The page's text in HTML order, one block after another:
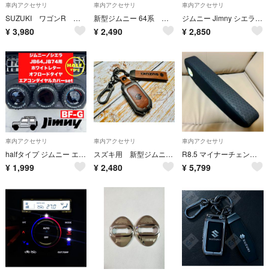
車内アクセサリ
SUZUKI ワゴンR ワゴンRスティングレー MAZDA フレア用サンシェード
¥ 3,980
車内アクセサリ
新型ジムニー 64系 スズキ キーカバー フロンクス ジムニーノマド
¥ 2,490
車内アクセサリ
ジムニー Jimny シエラ SUZUKI スズキ 収納 カー用品
¥ 2,850
車内アクセサリ
halfタイプ ジムニー エアコンダイヤルカバー ホワイトレター BF-G
¥ 1,999
車内アクセサリ
スズキ用 新型ジムニーJB64W ジムニーシエラJB74革キーケース取り付け簡単
¥ 2,480
車内アクセサリ
R8.5 マイナーチェンジ ハスラー タフワイルド アームレスト 肘掛け 交換用
¥ 5,799